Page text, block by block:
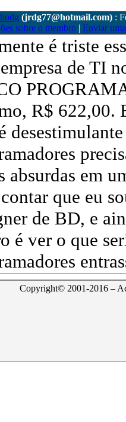
(jrdg77@hotmail.com) :
sobre o membro |Enviar
é triste
de TI
R$ 622,00.
absurdas em
que eu
de BD, e
é ver o que
Copyright© 2001-2016 –